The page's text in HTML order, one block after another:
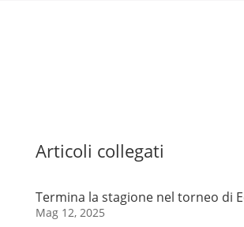
Articoli collegati
Termina la stagione nel torneo di
Mag 12, 2025